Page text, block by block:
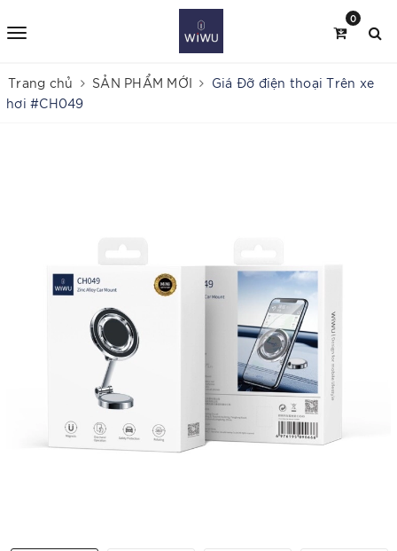
0
Trang chủ SẢN PHẨM MỚI
Giá Đỡ điện thoại Trên xe
hơi #CH049